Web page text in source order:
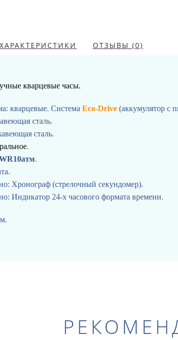
ХАРАКТЕРИСТИКИ ОТЗЫВЫ (0)
кварцевые часы.
кварцевые. Система Eco-Drive (аккумулятор с
сталь.
сталь.
.
.
Хронограф (стрелочный секундомер).
Индикатор 24-х часового формата времени.